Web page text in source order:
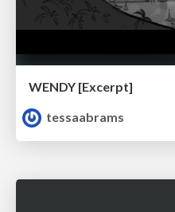
WENDY [Excerpt]
tessaabrams